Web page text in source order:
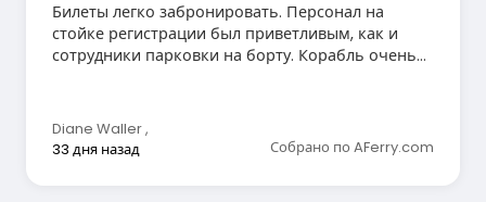
Билеты легко забронировать. Персонал на
стойке регистрации был приветливым, как и
сотрудники парковки на борту. Корабль очень
Diane Waller,
33 дня назад
Собрано по AFerry.com